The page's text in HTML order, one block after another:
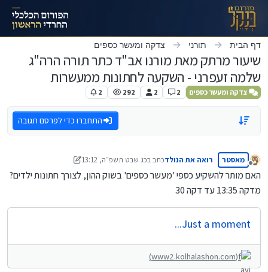
דילוג לתוכן
דף הבית תורני צדקה ומעשר כספים
שיעור מרתק מאת מורנו אב"ד כתר תורה הרה"ג
שלמה זעפרני - השקעה לחתונות ממעשרות
צדקה ומעשר כספים 2
2
292
2
התחברו כדי לפרסם תגובה
מנותק
מאסטר רואה את הנולדכתב בכג שבט תשפ״ה, 13:12
נערך לאחרונה על ידי צופה ומביט
האם מותר להשקיע כספי 'מעשר כספים' בשוק ההון, לצורך חתונות ילדים?
מדקה 13:35 עד דקה 30
Just a moment...
(www2.kolhalashon.com)